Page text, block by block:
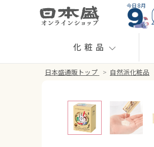
今日 8月
化粧品
日本盛通販トップ > 自然派化粧品